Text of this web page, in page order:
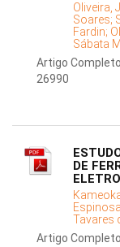
Oliveira,
Soares;
Fardin;
Sábata
Artigo
26990
DE
Tavares
Artigo